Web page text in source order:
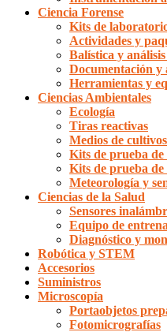
Ciencia Forense
Kits de
Actividades y
Balística y
Documentación y
Herramientas y
Ciencias Ambientales
Ecología
Tiras reactivas
Medios de cultivos
Kits de prueba de
Kits de prueba de
Meteorología y
Ciencias de la Salud
Sensores
Equipo de
Diagnóstico y
Robótica y STEM
Accesorios
Suministros
Microscopía
Portaobjetos
Fotomicrografías